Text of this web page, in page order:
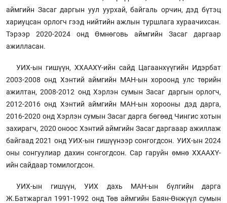
аймгийн Засаг даргын уул уурхай, байгаль орчин, дэд бүтэц
хариуцсан орлогч гээд нийтийн ажлын туршлага хураачихсан.
Тэрээр 2020-2024 онд Өмнөговь аймгийн Засаг даргаар
ажилласан.
УИХ-ын гишүүн, ХХААХҮ-ийн сайд Цагаанхүүгийн Идэрбат
2003-2008 онд Хэнтий аймгийн МАН-ын хороонд улс төрийн
ажилтан, 2008-2012 онд Хэрлэн сумын Засаг даргын орлогч,
2012-2016 онд Хэнтий аймгийн МАН-ын хорооны дэд дарга,
2016-2020 онд Хэрлэн сумын Засаг дарга бөгөөд Чингис хотын
захирагч, 2020 оноос Хэнтий аймгийн Засаг даргааар ажиллаж
байгаад 2021 онд УИХ-ын гишүүнээр сонгогдсон. УИХ-ын 2024
оны сонгуулиар дахин сонгогдсон. Сар гаруйн өмнө ХХААХҮ-
ийн сайдаар томилогдсон.
УИХ-ын гишүүн, УИХ дахь МАН-ын бүлгийн дарга
Ж.Батжаргал 1991-1992 онд Төв аймгийн Баян-Өнжүүл сумын